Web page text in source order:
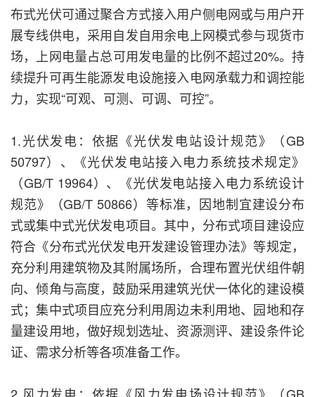
布式光伏可通过聚合方式接入用户侧电网或与用户开
展专线供电，采用自发自用余电上网模式参与现货市
场，上网电量占总可用发电量的比例不超过20%。持
续提升可再生能源发电设施接入电网承载力和调控能
力，实现“可观、可测、可调、可控”。
1.光伏发电：依据《光伏发电站设计规范》（GB
50797）、《光伏发电站接入电力系统技术规定》
（GB/T 19964）、《光伏发电站接入电力系统设计
规范》（GB/T 50866）等标准，因地制宜建设分布
式或集中式光伏发电项目。其中，分布式项目建设应
符合《分布式光伏发电开发建设管理办法》等规定，
充分利用建筑物及其附属场所，合理布置光伏组件朝
向、倾角与高度，鼓励采用建筑光伏一体化的建设模
式；集中式项目应充分利用周边未利用地、园地和存
量建设用地，做好规划选址、资源测评、建设条件论
证、需求分析等各项准备工作。